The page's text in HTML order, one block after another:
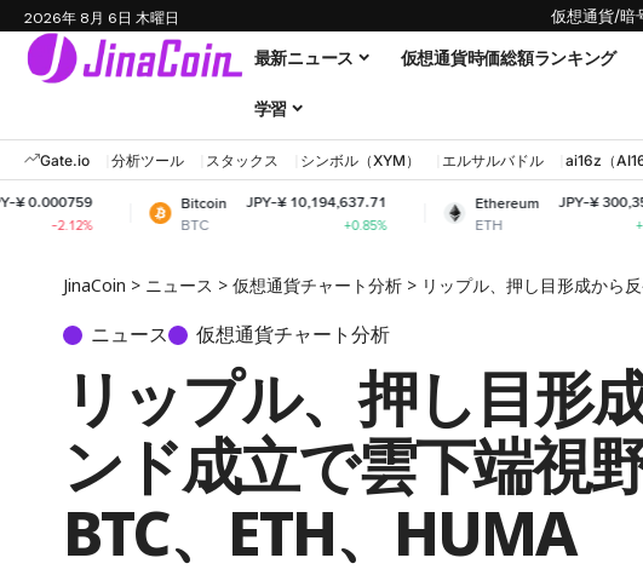
2026年 8月 6日 木曜日 仮想通貨/暗
最新ニュース 仮想通貨時価総額ランキング
学習
Gate.io 分析ツール スタックス シンボル（XYM） エルサルバドル ai16z（
JPY-¥ 10,194,637.71
Ethereum
JPY-¥ 300,350.29
JinaCoin > ニュース > 仮想通貨チャート分析 > リップル、押し目形成から
ニュース 仮想通貨チャート分析
リップル、押し目形
ンド成立で雲下端視
BTC、ETH、HUMA